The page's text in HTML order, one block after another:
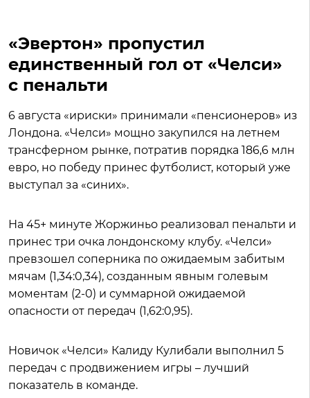
«Эвертон» пропустил
единственный гол от «Челси»
с пенальти
6 августа «ириски» принимали «пенсионеров» из
Лондона. «Челси» мощно закупился на летнем
трансферном рынке, потратив порядка 186,6 млн
евро, но победу принес футболист, который уже
выступал за «синих».
На 45+ минуте Жоржиньо реализовал пенальти и
принес три очка лондонскому клубу. «Челси»
превзошел соперника по ожидаемым забитым
мячам (1,34:0,34), созданным явным голевым
моментам (2-0) и суммарной ожидаемой
опасности от передач (1,62:0,95).
Новичок «Челси» Калиду Кулибали выполнил 5
передач с продвижением игры – лучший
показатель в команде.